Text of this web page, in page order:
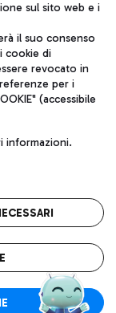
e
P.
Fiumicino (RM)
sul sito web e i
il suo consenso
cookie di
revocato in
per i
(accessibile
informazioni.